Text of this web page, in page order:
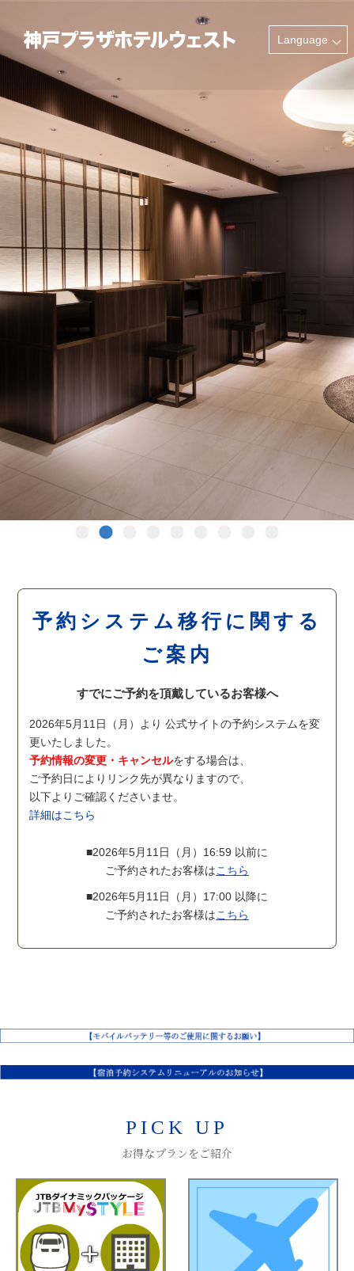
予約システム移行に関する
ご案内
すでにご予約を頂戴しているお客様へ
2026年5月11日（月）より 公式サイトの予約システムを変
更いたしました。
予約情報の変更・キャンセルをする場合は、
ご予約日によりリンク先が異なりますので、
以下よりご確認くださいませ。
詳細はこちら
■2026年5月11日（月）16:59 以前に
ご予約されたお客様はこちら
■2026年5月11日（月）17:00 以降に
ご予約されたお客様はこちら
PICK UP
お得なプランをご紹介